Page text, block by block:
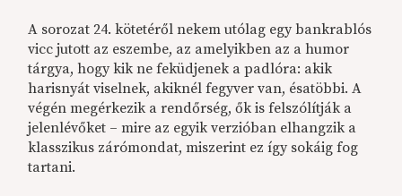
A sorozat 24. kötetéről nekem utólag egy bankrablós
vicc jutott az eszembe, az amelyikben az a humor
tárgya, hogy kik ne feküdjenek a padlóra: akik
harisnyát viselnek, akiknél fegyver van, ésatöbbi. A
végén megérkezik a rendőrség, ők is felszólítják a
jelenlévőket – mire az egyik verzióban elhangzik a
klasszikus zárómondat, miszerint ez így sokáig fog
tartani.